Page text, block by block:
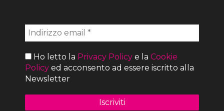
Ho letto la Privacy Policy e la Cookie
Policy ed acconsento ad essere iscritto alla
Newsletter